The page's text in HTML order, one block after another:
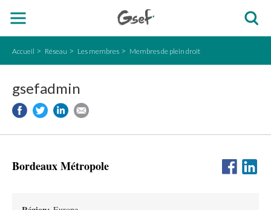
Accueil Réseau Les membres Membres de plein droit
gsefadmin
Bordeaux Métropole